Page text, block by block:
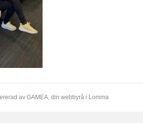
av GAMEA, din webbyrå i Lomma